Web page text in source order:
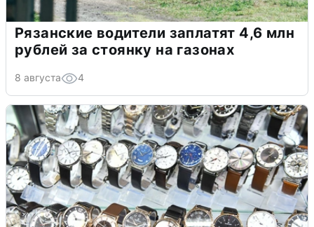
Рязанские водители заплатят 4,6 млн
рублей за стоянку на газонах
8 августа 4